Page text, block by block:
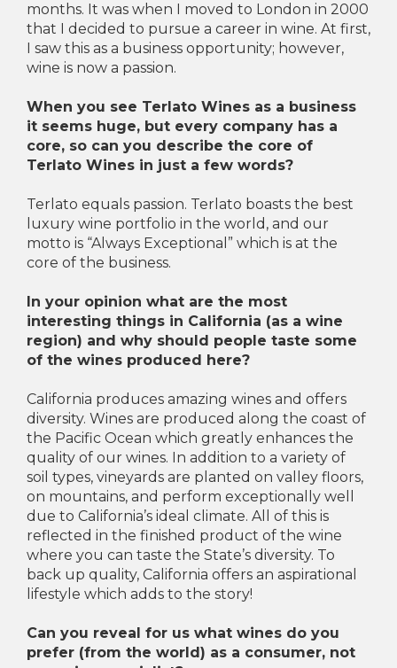
months. It was when I moved to London in 2000
that I decided to pursue a career in wine. At first,
I saw this as a business opportunity; however,
wine is now a passion.
When you see Terlato Wines as a business
it seems huge, but every company has a
core, so can you describe the core of
Terlato Wines in just a few words?
Terlato equals passion. Terlato boasts the best
luxury wine portfolio in the world, and our
motto is “Always Exceptional” which is at the
core of the business.
In your opinion what are the most
interesting things in California (as a wine
region) and why should people taste some
of the wines produced here?
California produces amazing wines and offers
diversity. Wines are produced along the coast of
the Pacific Ocean which greatly enhances the
quality of our wines. In addition to a variety of
soil types, vineyards are planted on valley floors,
on mountains, and perform exceptionally well
due to California’s ideal climate. All of this is
reflected in the finished product of the wine
where you can taste the State’s diversity. To
back up quality, California offers an aspirational
lifestyle which adds to the story!
Can you reveal for us what wines do you
prefer (from the world) as a consumer, not